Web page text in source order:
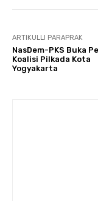
ARTIKULLI PARAPRAK
NasDem-PKS Buka
Koalisi Pilkada Kota
Yogyakarta